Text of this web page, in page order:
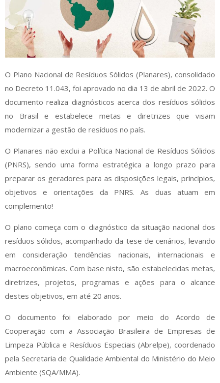
O Plano Nacional de Resíduos Sólidos (Planares), consolidado
no Decreto 11.043, foi aprovado no dia 13 de abril de 2022. O
documento realiza diagnósticos acerca dos resíduos sólidos
no Brasil e estabelece metas e diretrizes que visam
modernizar a gestão de resíduos no país.
O Planares não exclui a Política Nacional de Resíduos Sólidos
(PNRS), sendo uma forma estratégica a longo prazo para
preparar os geradores para as disposições legais, princípios,
objetivos e orientações da PNRS. As duas atuam em
complemento!
O plano começa com o diagnóstico da situação nacional dos
resíduos sólidos, acompanhado da tese de cenários, levando
em consideração tendências nacionais, internacionais e
macroeconômicas. Com base nisto, são estabelecidas metas,
diretrizes, projetos, programas e ações para o alcance
destes objetivos, em até 20 anos.
O documento foi elaborado por meio do Acordo de
Cooperação com a Associação Brasileira de Empresas de
Limpeza Pública e Resíduos Especiais (Abrelpe), coordenado
pela Secretaria de Qualidade Ambiental do Ministério do Meio
Ambiente (SQA/MMA).